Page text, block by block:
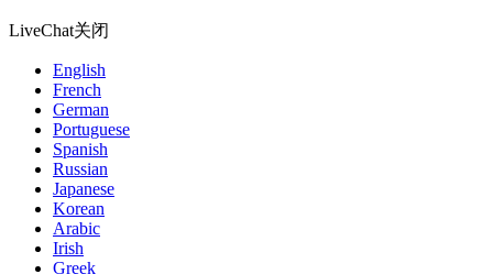
LiveChat关闭
English
French
German
Portuguese
Spanish
Russian
Japanese
Korean
Arabic
Irish
Greek